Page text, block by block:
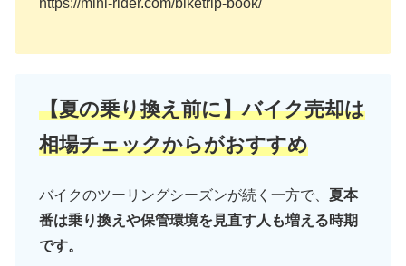
https://mini-rider.com/biketrip-book/
【夏の乗り換え前に】バイク売却は
相場チェックからがおすすめ
バイクのツーリングシーズンが続く一方で、 夏本
番は乗り換えや保管環境を見直す人も増える時期
です。